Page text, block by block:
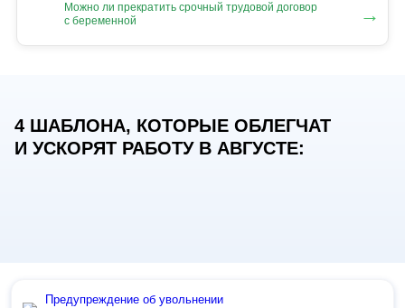
Можно ли прекратить срочный трудовой договор
с беременной
→
4 ШАБЛОНА, КОТОРЫЕ ОБЛЕГЧАТ
И УСКОРЯТ РАБОТУ В АВГУСТЕ:
Предупреждение об увольнении